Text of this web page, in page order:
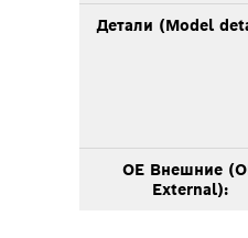
Детали (Model
OE Внешние
External):